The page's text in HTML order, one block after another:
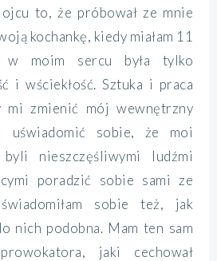
to, że próbował ze mnie
kochankę, kiedy miałam 11
moim sercu była tylko
i wściekłość. Sztuka i praca
mi zmienić mój wewnętrzny
uświadomić sobie, że moi
nieszczęśliwymi ludźmi
poradzić sobie sami ze
sobie też, jak
nich podobna. Mam ten sam
jaki cechował